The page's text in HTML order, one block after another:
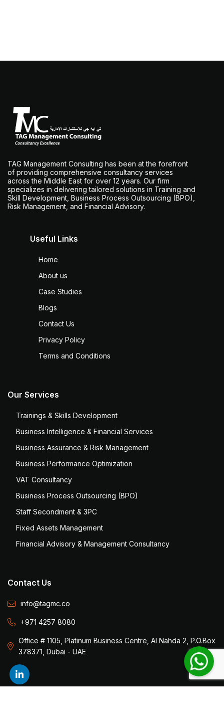
TAG Management Consulting has been at the forefront
of providing comprehensive consultancy services
across the Middle East for over 12 years. Our firm
specializes in delivering tailored solutions in Training and
Skill Development, Business Process Outsourcing (BPO),
Risk Management, and Financial Advisory.
Useful Links
Home
About us
Case Studies
Blogs
Contact Us
Privacy Policy
Terms and Conditions
Our Services
Trainings & Skills Development
Business Intelligence & Financial Services
Business Assurance & Risk Management
Business Performance Optimization
VAT Consultancy
Business Process Outsourcing (BPO)
Staff Secondment & 3PC
Fixed Assets Management
Financial Advisory & Management Consultancy
Contact Us
info@tagmc.co
+971 4257 8080
Office # 1105, Platinum Business Centre, Al Nahda 2, P.O.Box
378371, Dubai - UAE